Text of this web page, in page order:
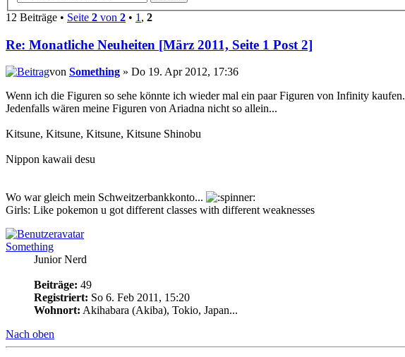
12 Beiträge • Seite 2 von 2 • 1 , 2
Re: Monatliche Neuheiten [März 2011, Seite 1 Post 2]
von Something » Do 19. Apr 2012, 17:36
Wenn ich die Figuren so sehe könnte ich wieder mal ein paar Figuren von Infinity kaufen.
Jedenfalls wären meine Figuren von Ariadna nicht so allein...
Kitsune, Kitsune, Kitsune, Kitsune Shinobu
Nippon kawaii desu
Wo war gleich mein Schweitzerbankkonto...
Girls: Like pokemon u got different classes with different weaknesses
Something
Junior Nerd
Beiträge: 49
Registriert: So 6. Feb 2011, 15:20
Wohnort: Akihabara (Akiba), Tokio, Japan...
Nach oben